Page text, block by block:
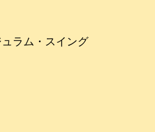
ラム・スイング